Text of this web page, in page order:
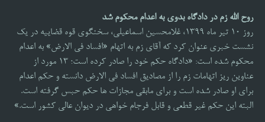
روح الله زم در دادگاه بدوی به اعدام محکوم شد
روز 10 تیر ماه 1399، غلامحسین اسماعیلی، سخنگوی قوه قضاییه در یک
نشست خبری عنوان کرد که آقای زم به اتهام «افساد فی الارض» به اعدام
محکوم شده است: «دادگاه حکم خود را صادر کرده است؛ ۱۳ مورد از
عناوین ریز اتهامات زم را از مصادیق افساد فی الارض دانسته و حکم اعدام
برای او صادر شده است و برای مابقی مجازات ها حکم حبس گرفته است.
البته این حکم غیر قطعی و قابل فرجام خواهی در دیوان عالی کشور است.»